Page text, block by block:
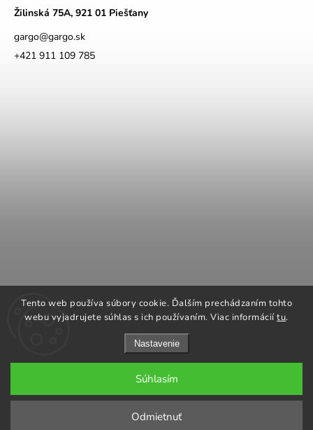
Tento web používa súbory cookie. Ďalším prechádzaním tohto
webu vyjadrujete súhlas s ich používaním. Viac informáciítu.
Nastavenie
Odmietnuť
Súhlasím
Žilinská 75A, 921 01 Piešťany
gargo@gargo.sk
+421 911 109 785
ROMOTOP Kachle a vložky
NAPOLEON grily
Copyright 2026GARGO plus. Všetky práva vyhradené.
Grafický návrh vytvořil a nakódoval